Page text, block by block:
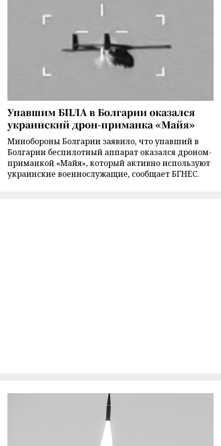
Упавшим БПЛА в Болгарии оказался
украинский дрон-приманка «Майя»
Минобороны Болгарии заявило, что упавший в
Болгарии беспилотный аппарат оказался дроном-
приманкой «Майя», который активно используют
украинские военнослужащие, сообщает БГНЕС.